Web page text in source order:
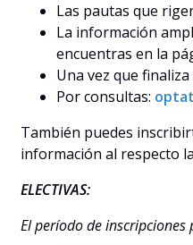
Las pautas que
La información
encuentras en la
Una vez que
Por consultas:
También puedes
información al respecto
ELECTIVAS:
El período de